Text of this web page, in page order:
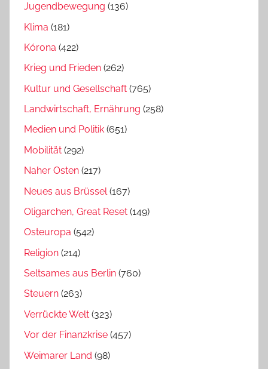
Jugendbewegung (136)
Klima (181)
Kórona (422)
Krieg und Frieden (262)
Kultur und Gesellschaft (765)
Landwirtschaft, Ernährung (258)
Medien und Politik (651)
Mobilität (292)
Naher Osten (217)
Neues aus Brüssel (167)
Oligarchen, Great Reset (149)
Osteuropa (542)
Religion (214)
Seltsames aus Berlin (760)
Steuern (263)
Verrückte Welt (323)
Vor der Finanzkrise (457)
Weimarer Land (98)